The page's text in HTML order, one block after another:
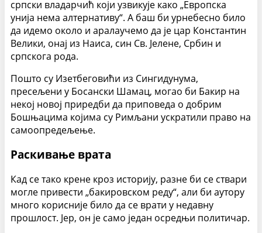
српски владарчић који узвикује како „Европска
унија нема алтернативу“. А баш би урнебесно било
да идемо около и аралаучемо да је цар Константин
Велики, онај из Наиса, син Св. Јелене, Србин и
српскога рода.
Пошто су Изетбеговићи из Сингидунума,
пресељени у Босански Шамац, могао би Бакир на
некој новој приредби да приповеда о добрим
Бошњацима којима су Римљани ускратили право на
самоопредељење.
Раскивање врата
Кад се тако крене кроз историју, разне би се ствари
могле привести „бакировском реду“, али би аутору
много корисније било да се врати у недавну
прошлост. Јер, он је само један осредњи политичар.